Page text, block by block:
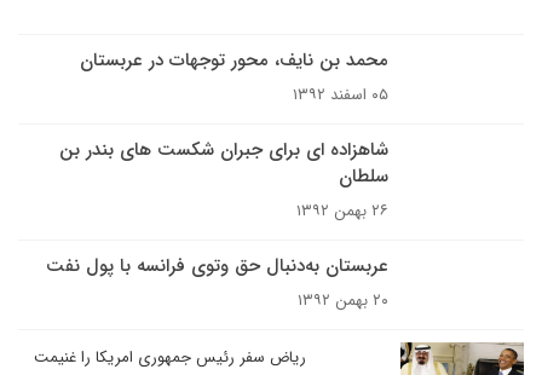
محمد بن نایف، محور توجهات در عربستان
۰۵ اسفند ۱۳۹۲
شاهزاده ای برای جبران شکست های بندر بن
سلطان
۲۶ بهمن ۱۳۹۲
عربستان به‌دنبال حق وتوی فرانسه با پول نفت
۲۰ بهمن ۱۳۹۲
ریاض سفر رئیس جمهوری امریکا را غنیمت